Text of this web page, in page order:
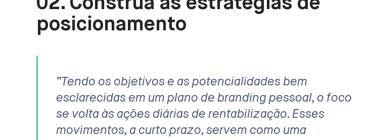
posicionamento
“Tendo os objetivos e as potencialidades bem
esclarecidas em um plano de branding pessoal, o foco
se volta às ações diárias de rentabilização. Esses
movimentos, a curto prazo, servem como uma